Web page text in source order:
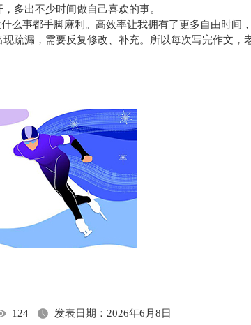
多出不少时间做自己喜欢的事。
么事都手脚麻利。高效率让我拥有了更多自由时间
疏漏，需要反复修改、补充。所以每次写完作文，
124 发表日期：2026年6月8日